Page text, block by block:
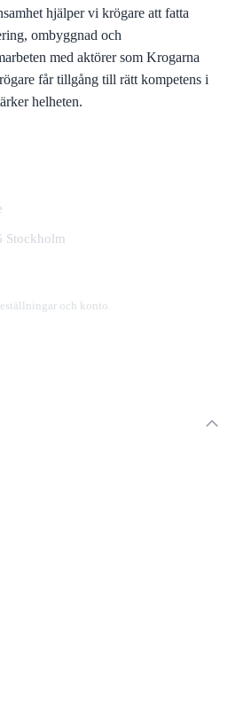
hjälper vi krögare att fatta
ombyggnad och
med aktörer som Krogarna
får tillgång till rätt kompetens i
helheten.
Stockholm
och konto.